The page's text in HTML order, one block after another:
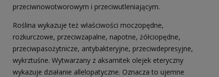
przeciwnowotworowym i przeciwutleniającym.
Roślina wykazuje też właściwości moczopędne,
rozkurczowe, przeciwzapalne, napotne, żółciopędne,
przeciwpasożytnicze, antybakteryjne, przeciwdepresyjne,
wykrztuśne. Wytwarzany z aksamitek olejek eteryczny
wykazuje działanie allelopatyczne. Oznacza to ujemne